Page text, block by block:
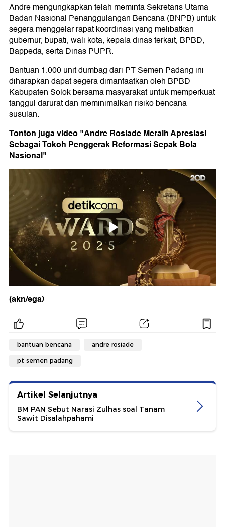
Andre mengungkapkan telah meminta Sekretaris Utama
Badan Nasional Penanggulangan Bencana (BNPB) untuk
segera menggelar rapat koordinasi yang melibatkan
gubernur, bupati, wali kota, kepala dinas terkait, BPBD,
Bappeda, serta Dinas PUPR.
Bantuan 1.000 unit dumbag dari PT Semen Padang ini
diharapkan dapat segera dimanfaatkan oleh BPBD
Kabupaten Solok bersama masyarakat untuk memperkuat
tanggul darurat dan meminimalkan risiko bencana
susulan.
Tonton juga video "Andre Rosiade Meraih Apresiasi
Sebagai Tokoh Penggerak Reformasi Sepak Bola
Nasional"
(akn/ega)
bantuan bencana andre rosiade
pt semen padang
Artikel Selanjutnya
BM PAN Sebut Narasi Zulhas soal Tanam
Sawit Disalahpahami